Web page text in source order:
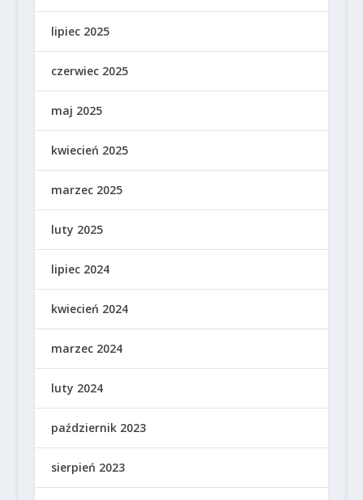
lipiec 2025
czerwiec 2025
maj 2025
kwiecień 2025
marzec 2025
luty 2025
lipiec 2024
kwiecień 2024
marzec 2024
luty 2024
październik 2023
sierpień 2023